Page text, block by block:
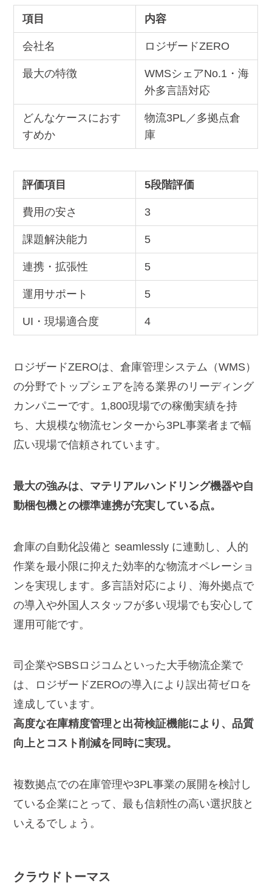
項目 内容
会社名 ロジザードZERO
最大の特徴
WMSシェアNo.1・海
外多言語対応
どんなケースにおす
すめか
物流3PL／多拠点倉
庫
評価項目 5段階評価
費用の安さ 3
課題解決能力 5
連携・拡張性 5
運用サポート 5
UI・現場適合度 4
ロジザードZEROは、倉庫管理システム（WMS）
の分野でトップシェアを誇る業界のリーディング
カンパニーです。1,800現場での稼働実績を持
ち、大規模な物流センターから3PL事業者まで幅
広い現場で信頼されています。
最大の強みは、マテリアルハンドリング機器や自
動梱包機との標準連携が充実している点。
倉庫の自動化設備と seamlessly に連動し、人的
作業を最小限に抑えた効率的な物流オペレーショ
ンを実現します。多言語対応により、海外拠点で
の導入や外国人スタッフが多い現場でも安心して
運用可能です。
司企業やSBSロジコムといった大手物流企業で
は、ロジザードZEROの導入により誤出荷ゼロを
達成しています。
高度な在庫精度管理と出荷検証機能により、品質
向上とコスト削減を同時に実現。
複数拠点での在庫管理や3PL事業の展開を検討し
ている企業にとって、最も信頼性の高い選択肢と
いえるでしょう。
クラウドトーマス